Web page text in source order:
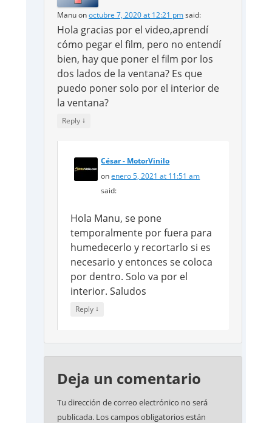
Manuonoctubre 7, 2020 at 12:21 pmsaid:
Hola gracias por el video,aprendí
cómo pegar el film, pero no entendí
bien, hay que poner el film por los
dos lados de la ventana? Es que
puedo poner solo por el interior de
la ventana?
Reply ↓
César - MotorVinilo
onenero 5, 2021 at 11:51 am
said:
Hola Manu, se pone
temporalmente por fuera para
humedecerlo y recortarlo si es
necesario y entonces se coloca
por dentro. Solo va por el
interior. Saludos
Reply ↓
Deja un comentario
Tu dirección de correo electrónico no será
publicada. Los campos obligatorios están